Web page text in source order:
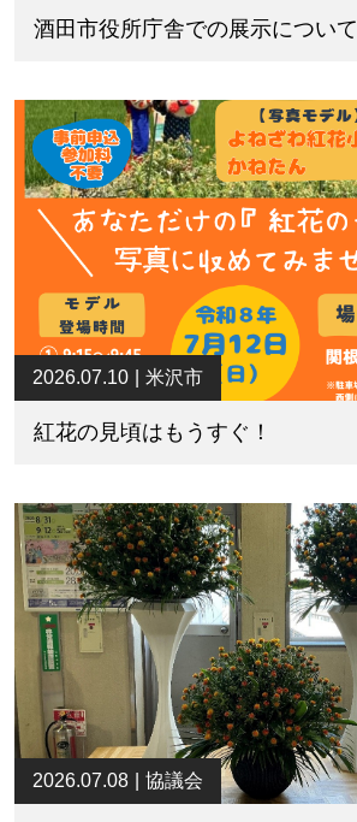
酒田市役所庁舎での展示について
2026.07.10 米沢市
紅花の見頃はもうすぐ！
2026.07.08 協議会